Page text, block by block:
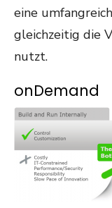
eine
gleichzeitig die
nutzt.
onDemand